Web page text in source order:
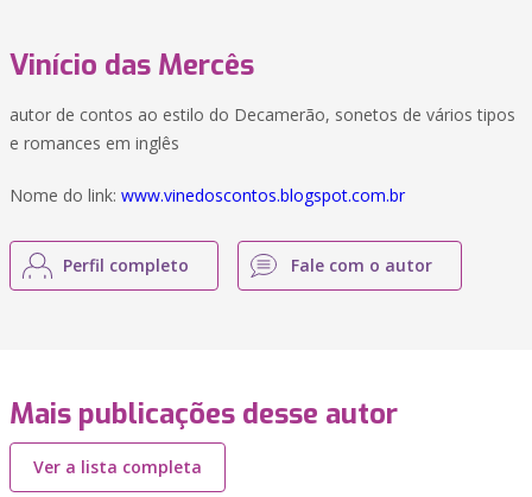
Vinício das Mercês
autor de contos ao estilo do Decamerão, sonetos de vários tipos
e romances em inglês
Nome do link: www.vinedoscontos.blogspot.com.br
Perfil completo Fale com o autor
Mais publicações desse autor
Ver a lista completa